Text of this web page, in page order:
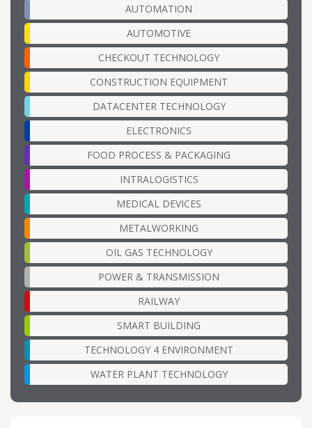
AUTOMATION
AUTOMOTIVE
CHECKOUT TECHNOLOGY
CONSTRUCTION EQUIPMENT
DATACENTER TECHNOLOGY
ELECTRONICS
FOOD PROCESS & PACKAGING
INTRALOGISTICS
MEDICAL DEVICES
METALWORKING
OIL GAS TECHNOLOGY
POWER & TRANSMISSION
RAILWAY
SMART BUILDING
TECHNOLOGY 4 ENVIRONMENT
WATER PLANT TECHNOLOGY